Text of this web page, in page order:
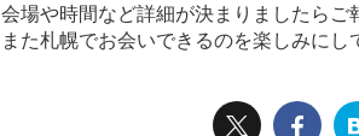
会場や時間など詳細が決まりましたらご
また札幌でお会いできるのを楽しみにし